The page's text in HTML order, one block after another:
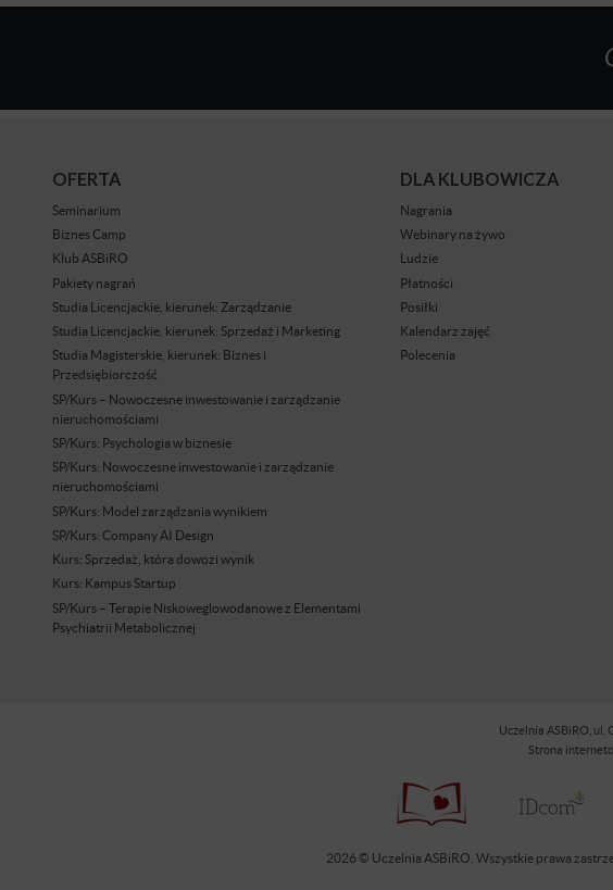
OFERTA
Seminarium
Biznes Camp
Klub ASBiRO
Pakiety nagrań
Studia Licencjackie, kierunek: Zarządzanie
Studia Licencjackie, kierunek: Sprzedaż i Marketing
Studia Magisterskie, kierunek: Biznes i
Przedsiębiorczość
SP/Kurs – Nowoczesne inwestowanie i zarządzanie
nieruchomościami
SP/Kurs: Psychologia w biznesie
SP/Kurs: Nowoczesne inwestowanie i zarządzanie
nieruchomościami
SP/Kurs: Model zarządzania wynikiem
SP/Kurs: Company AI Design
Kurs: Sprzedaż, która dowozi wynik
Kurs: Kampus Startup
SP/Kurs – Terapie Niskoweglowodanowe z Elementami
Psychiatrii Metabolicznej
DLA KLUBOWICZA
Nagrania
Webinary na żywo
Ludzie
Płatności
Posiłki
Kalendarz zajęć
Polecenia
Uczelnia ASBiRO, ul.
Strona
2026 © Uczelnia ASBiRO. Wszystkie prawa